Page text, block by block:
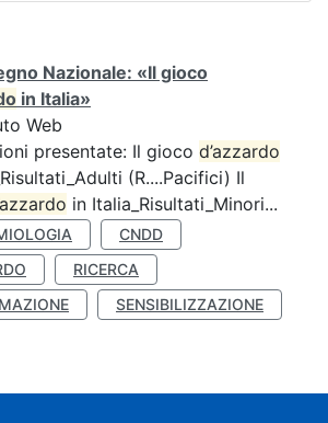
Nazionale: «Il gioco
in Italia»
Web
presentate: Il gioco d’azzardo
(R....Pacifici) Il
in Italia_Risultati_Minori...
CNDD
RICERCA
SENSIBILIZZAZIONE